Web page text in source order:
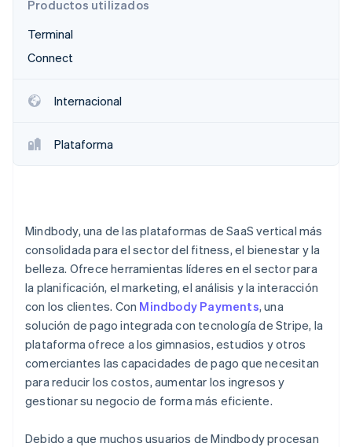
Sesiones de Stripe 2026
Mirar ahora
Productos utilizados
Terminal
Connect
Internacional
Plataforma
Mindbody, una de las plataformas de SaaS vertical más
consolidada para el sector del fitness, el bienestar y la
belleza. Ofrece herramientas líderes en el sector para
la planificación, el marketing, el análisis y la interacción
con los clientes. Con Mindbody Payments, una
solución de pago integrada con tecnología de Stripe, la
plataforma ofrece a los gimnasios, estudios y otros
comerciantes las capacidades de pago que necesitan
para reducir los costos, aumentar los ingresos y
gestionar su negocio de forma más eficiente.
Debido a que muchos usuarios de Mindbody procesan